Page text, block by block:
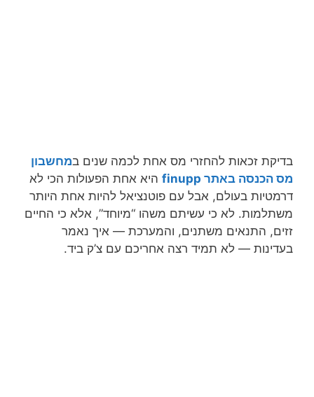
בדיקת זכאות להחזרי מס אחת לכמה שנים במחשבון
מס הכנסה באתר finupp
היא אחת הפעולות הכי לא
דרמטיות בעולם, אבל עם פוטנציאל להיות אחת היותר
משתלמות. לא כי עשיתם משהו “מיוחד”, אלא כי החיים
זזים, התנאים משתנים, והמערכת — איך נאמר
בעדינות — לא תמיד רצה אחריכם עם צ’ק ביד.